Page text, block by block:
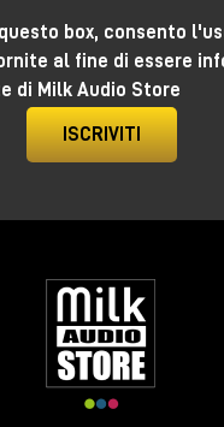
analogiche basate su chip
VCO, filtri SSI2140,
più digitale.
box, consento
al fine di essere
di Milk Audio Store
ISCRIVITI